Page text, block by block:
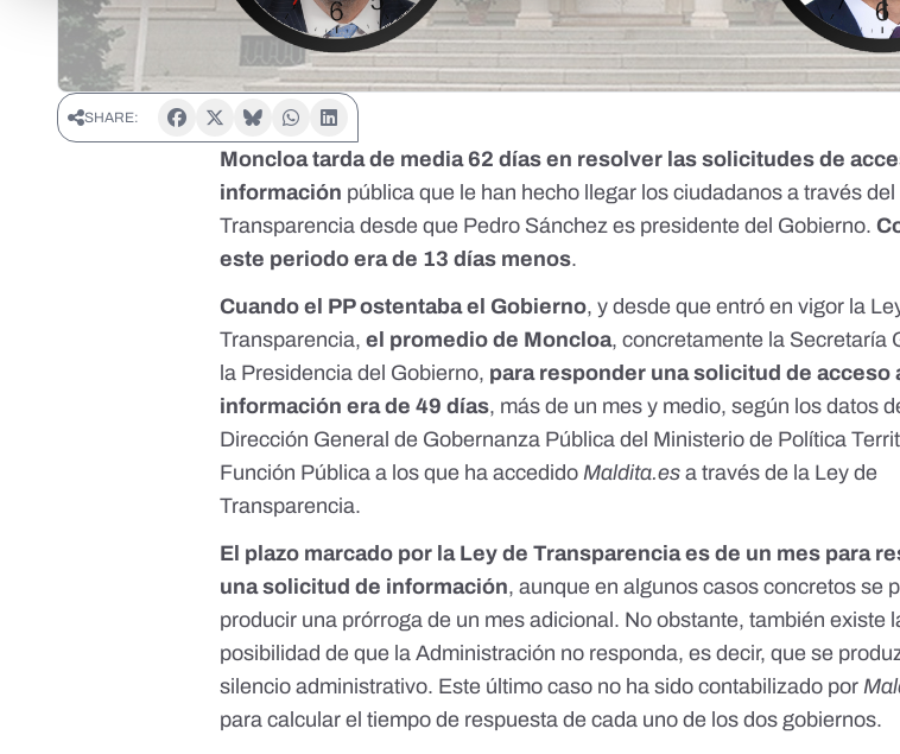
SHARE:
Moncloa tarda de media 62 días en resolver las solicitudes de
información pública que le han hecho llegar los ciudadanos a través del
Transparencia desde que Pedro Sánchez es presidente del Gobierno.
este periodo era de 13 días menos.
Cuando el PP ostentaba el Gobierno, y desde que entró en vigor la
Transparencia,el promedio de Moncloa, concretamente la Secretaría
la Presidencia del Gobierno, para responder una solicitud de acceso
información era de 49 días, más de un mes y medio, según los datos
Dirección General de Gobernanza Pública del Ministerio de Política
Función Pública a los que ha accedidoMaldita.esa través de la Ley de
Transparencia.
El plazo marcado por la Ley de Transparencia es de un mes para
una solicitud de información, aunque en algunos casos concretos se
producir una prórroga de un mes adicional. No obstante, también existe
posibilidad de que la Administración no responda, es decir, que se
silencio administrativo. Este último caso no ha sido contabilizado por
para calcular el tiempo de respuesta de cada uno de los dos gobiernos.